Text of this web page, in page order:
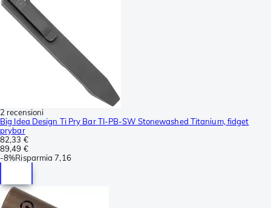
2 recensioni
Big Idea Design Ti Pry Bar TI-PB-SW Stonewashed Titanium, fidget
prybar
82,33 €
89,49 €
-8%Risparmia 7,16